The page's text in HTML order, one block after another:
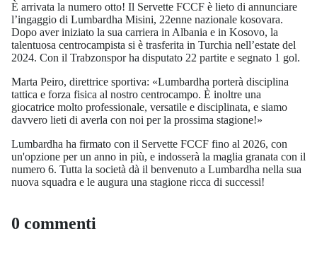
È arrivata la numero otto! Il Servette FCCF è lieto di annunciare
l’ingaggio di Lumbardha Misini, 22enne nazionale kosovara.
Dopo aver iniziato la sua carriera in Albania e in Kosovo, la
talentuosa centrocampista si è trasferita in Turchia nell’estate del
2024. Con il Trabzonspor ha disputato 22 partite e segnato 1 gol.
Marta Peiro, direttrice sportiva: «Lumbardha porterà disciplina
tattica e forza fisica al nostro centrocampo. È inoltre una
giocatrice molto professionale, versatile e disciplinata, e siamo
davvero lieti di averla con noi per la prossima stagione!»
Lumbardha ha firmato con il Servette FCCF fino al 2026, con
un'opzione per un anno in più, e indosserà la maglia granata con il
numero 6. Tutta la società dà il benvenuto a Lumbardha nella sua
nuova squadra e le augura una stagione ricca di successi!
0 commenti